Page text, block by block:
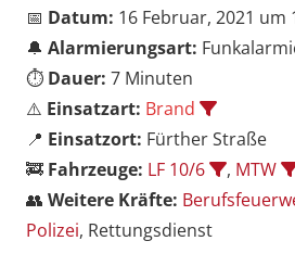
📅 Datum: 16 Februar, 2021 um
🔔 Alarmierungsart:
⏱️ Dauer: 7 Minuten
⚠️ Einsatzart: Brand
📍 Einsatzort: Fürther Straße
🚒 Fahrzeuge: LF 10/6 , MTW
👥 Weitere Kräfte:
Polizei, Rettungsdienst